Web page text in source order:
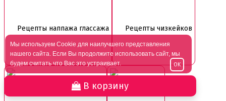
В корзину
Рецепты наппажа глассажа Рецепты чизкейков
Мы используем Cookie для наилучшего представления
нашего сайта. Если Вы продолжите использовать сайт, мы
будем считать что Вас это устраивает.
OK